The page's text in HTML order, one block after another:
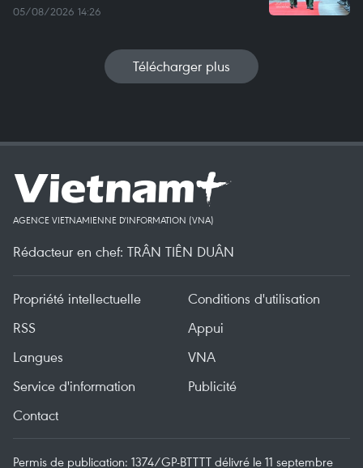
05/08/2026 14:26
Télécharger plus
AGENCE VIETNAMIENNE D'INFORMATION (VNA)
Rédacteur en chef: TRÂN TIÊN DUÂN
Propriété intellectuelle
Conditions d'utilisation
RSS
Appui
Langues
VNA
Service d'information
Publicité
Contact
Permis de publication: 1374/GP-BTTTT délivré le 11 septembre